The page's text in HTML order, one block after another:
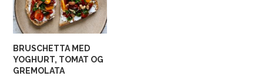
BRUSCHETTA MED
YOGHURT, TOMAT OG
GREMOLATA